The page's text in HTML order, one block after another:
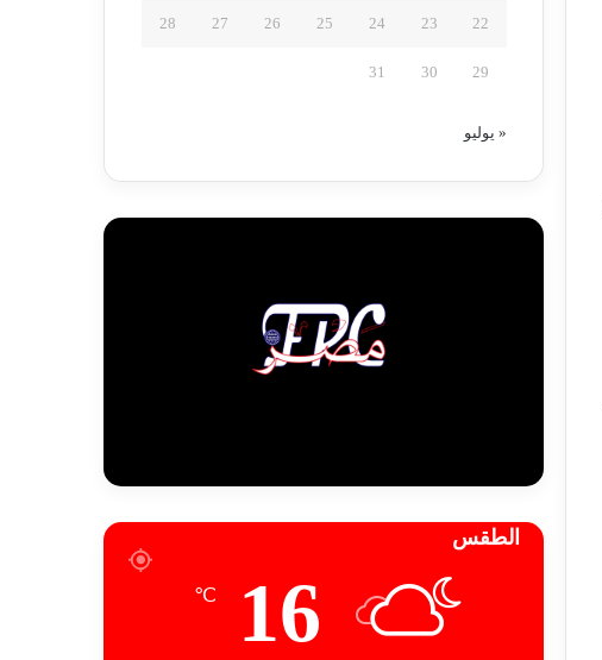
22
23
24
25
26
27
28
29
30
31
« يوليو
الطقس
16
℃